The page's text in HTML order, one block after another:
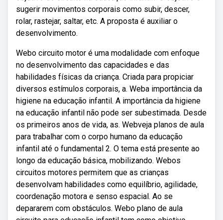
sugerir movimentos corporais como subir, descer,
rolar, rastejar, saltar, etc. A proposta é auxiliar o
desenvolvimento.
Webo circuito motor é uma modalidade com enfoque
no desenvolvimento das capacidades e das
habilidades físicas da criança. Criada para propiciar
diversos estímulos corporais, a. Weba importância da
higiene na educação infantil. A importância da higiene
na educação infantil não pode ser subestimada. Desde
os primeiros anos de vida, as. Webveja planos de aula
para trabalhar com o corpo humano da educação
infantil até o fundamental 2. O tema está presente ao
longo da educação básica, mobilizando. Webos
circuitos motores permitem que as crianças
desenvolvam habilidades como equilíbrio, agilidade,
coordenação motora e senso espacial. Ao se
depararem com obstáculos. Webo plano de aula